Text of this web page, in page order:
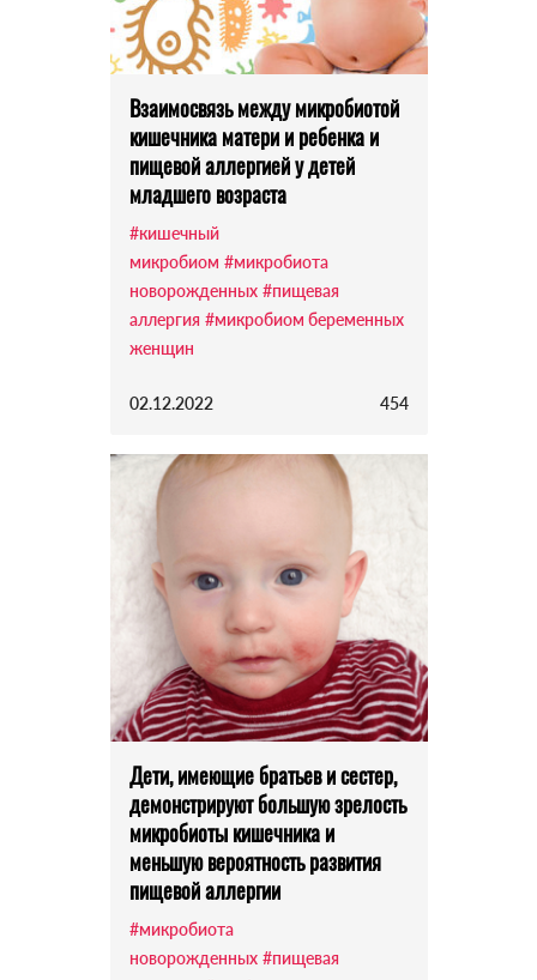
Взаимосвязь между микробиотой
кишечника матери и ребенка и
пищевой аллергией у детей
младшего возраста
#кишечный
микробиом #микробиота
новорожденных #пищевая
аллергия #микробиом беременных
женщин
02.12.2022 454
Дети, имеющие братьев и сестер,
демонстрируют большую зрелость
микробиоты кишечника и
меньшую вероятность развития
пищевой аллергии
#микробиота
новорожденных #пищевая